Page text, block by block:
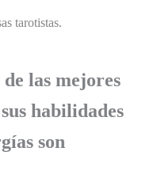
tarotistas.
las mejores
habilidades
son